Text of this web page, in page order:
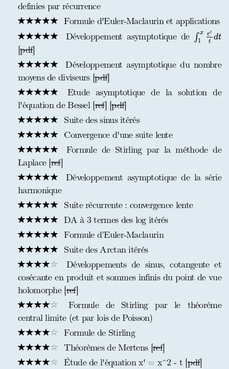
definies par récurrence
Formule d'Euler-Maclaurin et applications
Développement asymptotique de ∫ x
1
et
t dt
1x et
[pdf]
Développement asymptotique du nombre
moyens de diviseurs [pdf]
Etude asymptotique de la solution de
l'équation de Bessel [ref] [pdf]
Suite des sinus itérés
Convergence d'une suite lente
Formule de Stirling par la méthode de
Laplace [ref]
Développement asymptotique de la série
harmonique
Suite récurrente : convergence lente
DA à 3 termes des log itérés
Formule d’Euler-Maclaurin
Suite des Arctan itérés
Développements de sinus, cotangente et
cosécante en produit et sommes infinis du point de vue
holomorphe [ref]
Formule de Stirling par le théorème
central limite (et par lois de Poisson)
Formule de Stirling
Théorèmes de Mertens [ref]
Étude de l'équation x' = x^2 - t [pdf]